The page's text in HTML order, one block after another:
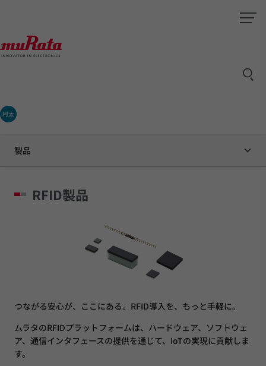
村太
製品
RFID製品
つながる安心が、ここにある。RFID導入を、もっと手軽に。
ムラタのRFIDプラットフォームは、ハードウェア、ソフトウェ
ア、通信インタフェースの提供を通じて、IoTの実現に貢献しま
す。